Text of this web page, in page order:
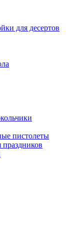
для десертов
пистолеты